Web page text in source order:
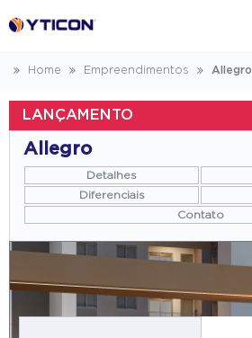
Home Empreendimentos Allegro
LANÇAMENTO
Allegro
Detalhes
Diferenciais
Contato